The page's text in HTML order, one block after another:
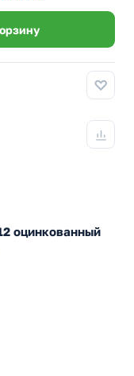
оцинкованный